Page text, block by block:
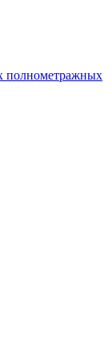
полнометражных